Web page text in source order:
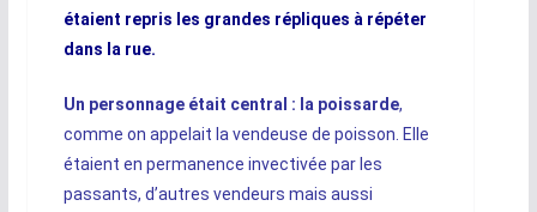
étaient repris les grandes répliques à répéter
dans la rue.
Un personnage était central : la poissarde,
comme on appelait la vendeuse de poisson. Elle
étaient en permanence invectivée par les
passants, d’autres vendeurs mais aussi